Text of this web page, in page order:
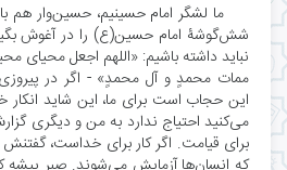
ما لشگر امام حسینیم، حسین‌وار هم
شش‌گوشۀ امام حسین‌(ع) را در آغوش
نباید داشته باشیم: «اللهم اجعل محیای
ممات محمدٍ و آل محمدٍ» - اگر در
این حجاب است برای ما، این شاید
می‌کنید احتیاج ندارد به من و دیگری
برای قیامت. اگر کار برای خداست،